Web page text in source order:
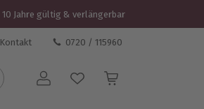
10 Jahre gültig & verlängerbar
Kontakt 0720 / 115960
Benutzerkonto